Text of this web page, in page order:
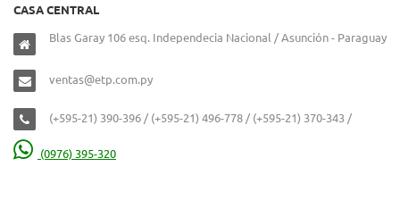
CASA CENTRAL
Blas Garay 106 esq. Independecia Nacional / Asunción - Paraguay
ventas@etp.com.py
(+595-21) 390-396 / (+595-21) 496-778 / (+595-21) 370-343 /
(0976) 395-320